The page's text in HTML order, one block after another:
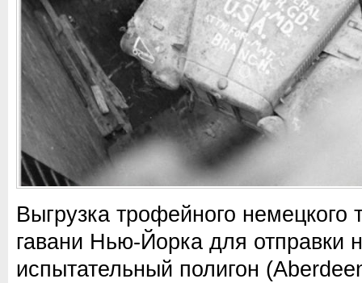
Выгрузка трофейного немецкого
гавани Нью-Йорка для отправки
испытательный полигон